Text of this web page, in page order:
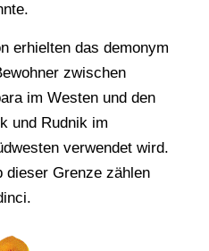
erhielten das demonym
zwischen
im Westen und den
und Rudnik im
verwendet wird.
dieser Grenze zählen